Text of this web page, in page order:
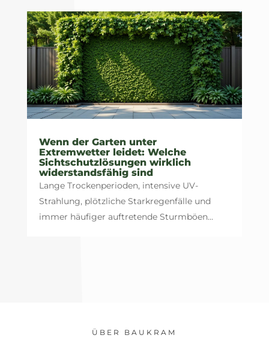
Wenn der Garten unter
Extremwetter leidet: Welche
Sichtschutzlösungen wirklich
widerstandsfähig sind
Lange Trockenperioden, intensive UV-
Strahlung, plötzliche Starkregenfälle und
immer häufiger auftretende Sturmböen...
ÜBER BAUKRAM